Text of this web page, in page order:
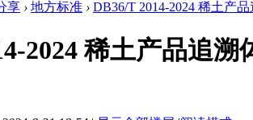
享 › 地方标准 › DB36/T 2014-2024 稀土产
2024 稀土产品追